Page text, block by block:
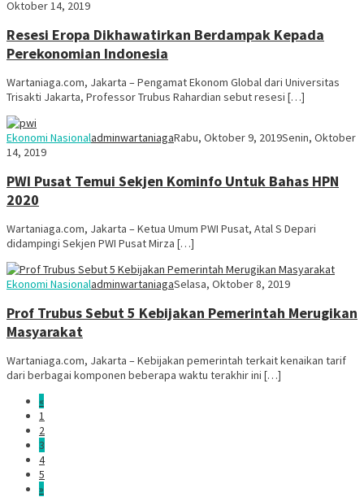
Oktober 14, 2019
Resesi Eropa Dikhawatirkan Berdampak Kepada
Perekonomian Indonesia
Wartaniaga.com, Jakarta – Pengamat Ekonom Global dari Universitas
Trisakti Jakarta, Professor Trubus Rahardian sebut resesi […]
Ekonomi NasionaladminwartaniagaRabu, Oktober 9, 2019Senin, Oktober
14, 2019
PWI Pusat Temui Sekjen Kominfo Untuk Bahas HPN
2020
Wartaniaga.com, Jakarta – Ketua Umum PWI Pusat, Atal S Depari
didampingi Sekjen PWI Pusat Mirza […]
Ekonomi NasionaladminwartaniagaSelasa, Oktober 8, 2019
Prof Trubus Sebut 5 Kebijakan Pemerintah Merugikan
Masyarakat
Wartaniaga.com, Jakarta – Kebijakan pemerintah terkait kenaikan tarif
dari berbagai komponen beberapa waktu terakhir ini […]
«
1
2
3
4
5
»